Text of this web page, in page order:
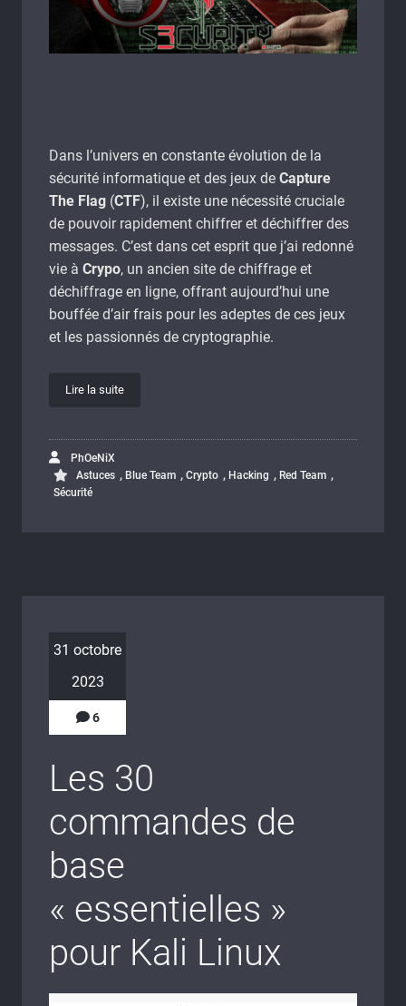
Dans l’univers en constante évolution de la
sécurité informatique et des jeux de Capture
The Flag (CTF), il existe une nécessité cruciale
de pouvoir rapidement chiffrer et déchiffrer des
messages. C’est dans cet esprit que j’ai redonné
vie à Crypo, un ancien site de chiffrage et
déchiffrage en ligne, offrant aujourd’hui une
bouffée d’air frais pour les adeptes de ces jeux
et les passionnés de cryptographie.
Lire la suite
PhOeNiX
Astuces , Blue Team , Crypto , Hacking , Red Team ,
Sécurité
31 octobre
2023
6
Les 30
commandes de
base
« essentielles »
pour Kali Linux